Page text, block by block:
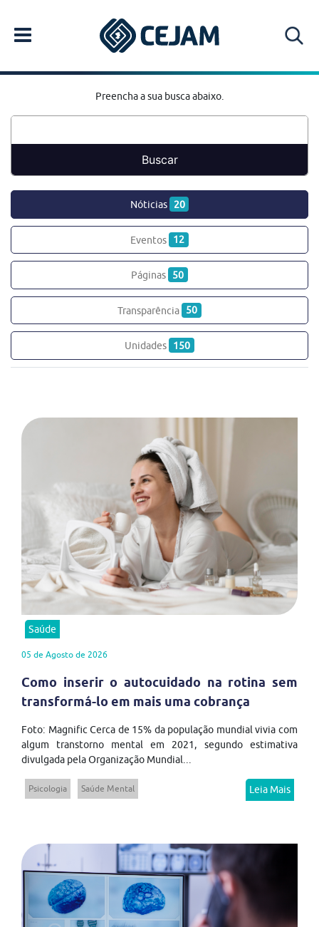
Preencha a sua busca abaixo.
Nóticias 20
Eventos 12
Páginas 50
Transparência 50
Unidades 150
Saúde
05 de Agosto de 2026
Como inserir o autocuidado na rotina sem
transformá-lo em mais uma cobrança
Foto: Magnific Cerca de 15% da população mundial vivia com
algum transtorno mental em 2021, segundo estimativa
divulgada pela Organização Mundial...
Psicologia Saúde Mental Leia Mais